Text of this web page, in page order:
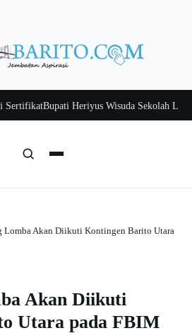
Bupati Heriyus Wisuda Sekolah Lansia
Lomba Akan Diikuti Kontingen Barito Utara
Akan Diikuti
Utara pada FBIM